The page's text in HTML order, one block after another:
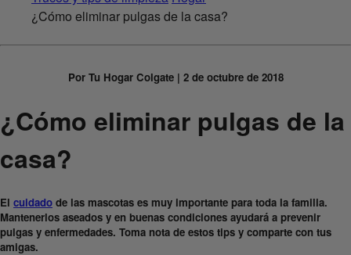
¿Cómo eliminar pulgas de la casa?
Por Tu Hogar Colgate | 2 de octubre de 2018
¿Cómo eliminar pulgas de la
casa?
El cuidado de las mascotas es muy importante para toda la familia.
Mantenerlos aseados y en buenas condiciones ayudará a prevenir
pulgas y enfermedades. Toma nota de estos tips y comparte con tus
amigas.